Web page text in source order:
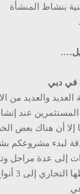
بنشاط المنشأة
دبي
العديد والعديد من
عند
إلا أن هناك بعض
بدقة لبدء
إلى عدة مراحل
إلى 3 أنواع: